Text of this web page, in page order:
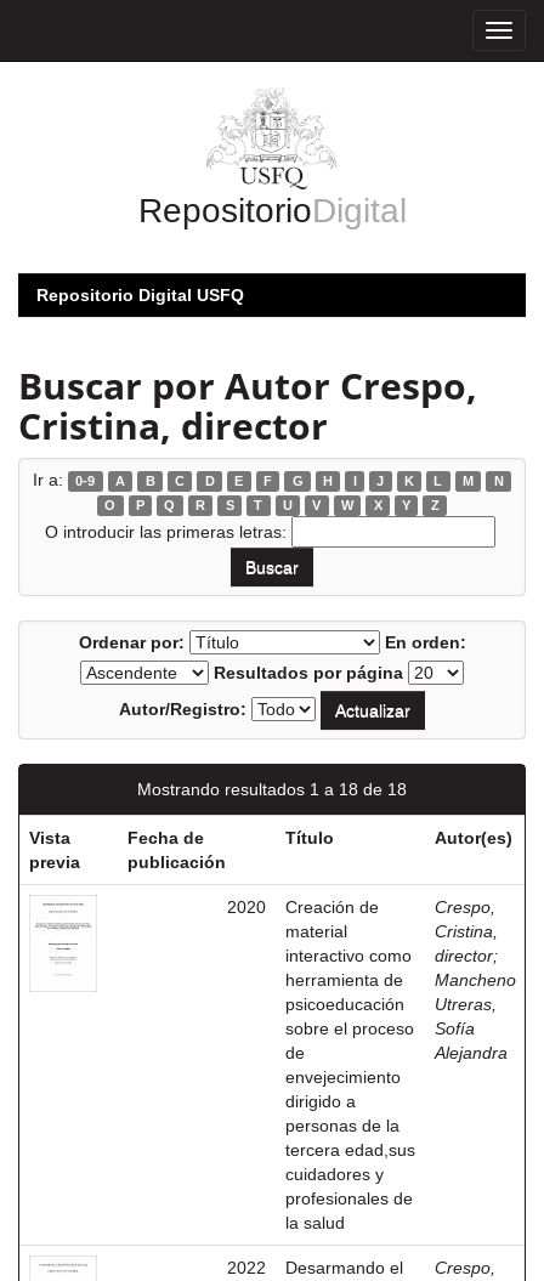
RepositorioDigital
Repositorio Digital USFQ
Buscar por Autor Crespo,
Cristina, director
Ir a: 0-9 A B C D E F G H I J K L M
N
O
P Q R S T U V W X Y Z
O introducir las primeras letras:
Ordenar por:
En orden:
Resultados por página
Autor/Registro:
Mostrando resultados 1 a 18 de 18
Vista
previa
Fecha de
publicación
Título Autor(es)
2020
Creación de
material
interactivo como
herramienta de
psicoeducación
sobre el proceso
de
envejecimiento
dirigido a
personas de la
tercera edad,sus
cuidadores y
profesionales de
la salud
Crespo,
Cristina,
director;
Mancheno
Utreras,
Sofía
Alejandra
2022
Desarmando el
Crespo,